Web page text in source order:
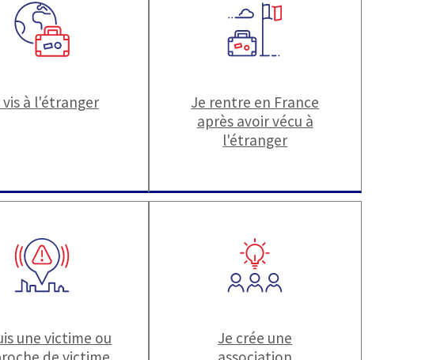
vis à l'étranger
Je rentre en France
après avoir vécu à
l'étranger
une victime ou
Je crée une